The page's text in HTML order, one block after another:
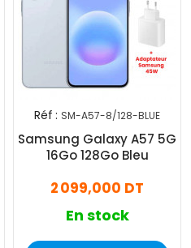
Réf : SM-A57-8/128-BLUE
Samsung Galaxy A57 5G
16Go 128Go Bleu
2 099,000 DT
En stock